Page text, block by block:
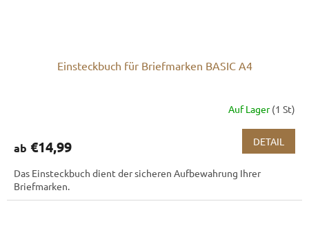
Einsteckbuch für Briefmarken BASIC A4
Auf Lager(1 St)
ab €14,99 DETAIL
Das Einsteckbuch dient der sicheren Aufbewahrung Ihrer
Briefmarken.